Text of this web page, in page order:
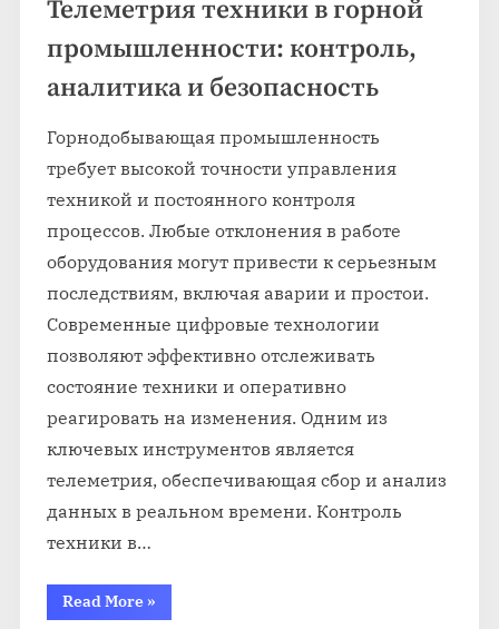
Телеметрия техники в горной
промышленности: контроль,
аналитика и безопасность
Горнодобывающая промышленность
требует высокой точности управления
техникой и постоянного контроля
процессов. Любые отклонения в работе
оборудования могут привести к серьезным
последствиям, включая аварии и простои.
Современные цифровые технологии
позволяют эффективно отслеживать
состояние техники и оперативно
реагировать на изменения. Одним из
ключевых инструментов является
телеметрия, обеспечивающая сбор и анализ
данных в реальном времени. Контроль
техники в…
Read More“Телеметрия
техники
»